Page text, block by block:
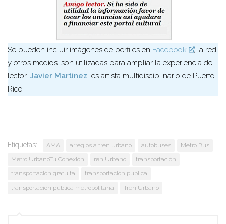
Se pueden incluir imágenes de perfiles en Facebook
, la red
y otros medios. son utilizadas para ampliar la experiencia del
lector. Javier Martínez es artista multidisciplinario de Puerto
Rico
Etiquetas: AMA arreglos a tren urbano autobuses
Metro Bus
Metro UrbanoTu Conexión
ren Urbano
transportación
transportación gratuita
transportación publica
transportación pública metropolitana
Tren Urbano